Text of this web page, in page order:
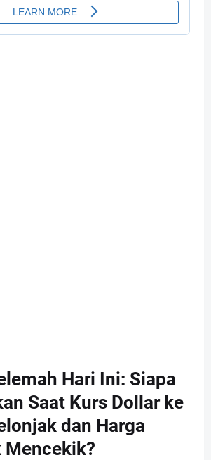
Hari Ini: Siapa
Saat Kurs Dollar ke
dan Harga